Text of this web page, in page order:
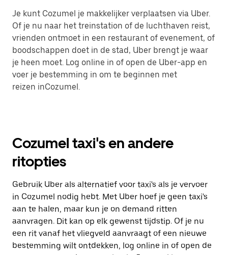
Je kunt Cozumel je makkelijker verplaatsen via Uber.
Of je nu naar het treinstation of de luchthaven reist,
vrienden ontmoet in een restaurant of evenement, of
boodschappen doet in de stad, Uber brengt je waar
je heen moet. Log online in of open de Uber-app en
voer je bestemming in om te beginnen met
reizen inCozumel.
Cozumel taxi's en andere
ritopties
Gebruik Uber als alternatief voor taxi's als je vervoer
in Cozumel nodig hebt. Met Uber hoef je geen taxi's
aan te halen, maar kun je on demand ritten
aanvragen. Dit kan op elk gewenst tijdstip. Of je nu
een rit vanaf het vliegveld aanvraagt of een nieuwe
bestemming wilt ontdekken, log online in of open de